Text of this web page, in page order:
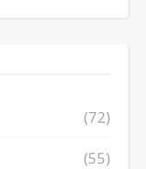
(72)
(55)